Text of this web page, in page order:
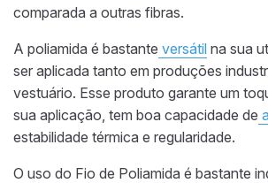
comparada a outras fibras.
A poliamida é bastante versátil na sua
ser aplicada tanto em produções
vestuário. Esse produto garante um
sua aplicação, tem boa capacidade de
estabilidade térmica e regularidade.
O uso do Fio de Poliamida é bastante